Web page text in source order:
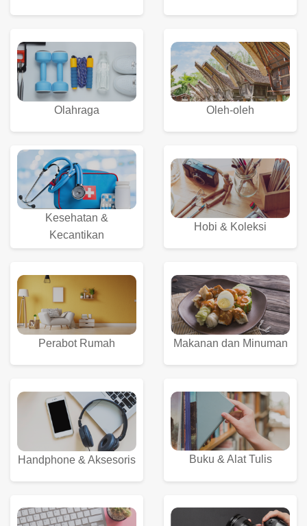
Olahraga Oleh-oleh
Kesehatan &
Kecantikan
Hobi & Koleksi
Perabot Rumah Makanan dan Minuman
Handphone & Aksesoris Buku & Alat Tulis